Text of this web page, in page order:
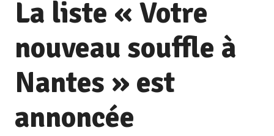
La liste « Votre
nouveau souffle à
Nantes » est
annoncée